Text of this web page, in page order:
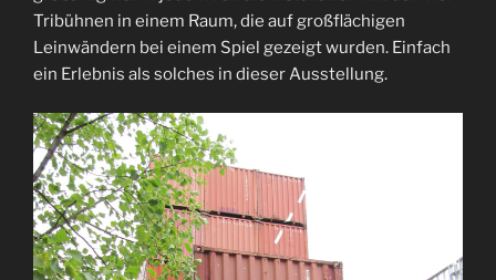
Tribühnen in einem Raum, die auf großflächigen
Leinwändern bei einem Spiel gezeigt wurden. Einfach
ein Erlebnis als solches in dieser Ausstellung.